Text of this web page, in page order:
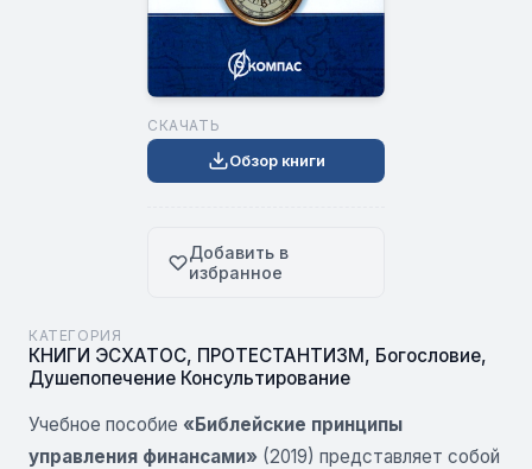
СКАЧАТЬ
Обзор книги
Добавить в
избранное
КАТЕГОРИЯ
КНИГИ ЭСХАТОС, ПРОТЕСТАНТИЗМ, Богословие,
Душепопечение Консультирование
Учебное пособие «Библейские принципы
управления финансами» (2019) представляет собой